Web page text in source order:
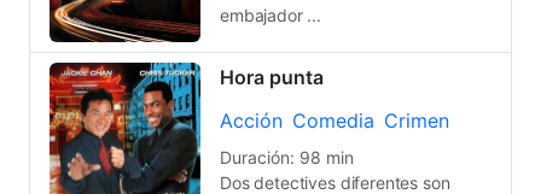
embajador ...
Hora punta
Acción Comedia Crimen
Duración: 98 min
Dos detectives diferentes son